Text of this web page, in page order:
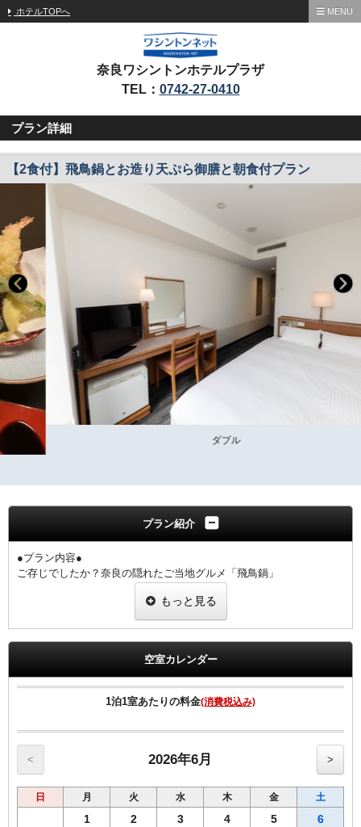
ホテルTOPへ MENU
奈良ワシントンホテルプラザ
TEL： 0742-27-0410
プラン詳細
【2食付】飛鳥鍋とお造り天ぷら御膳と朝食付プラン
プラン紹介
●プラン内容●
ご存じでしたか？奈良の隠れたご当地グルメ「飛鳥鍋」
奈良ワシントンホテルプラザ1階のぎんざ（和食）にて
夕食17:30～21:00（ラストオーダー20：30）
◆ご夕食◆
【飛鳥鍋とお造り天ぷら御膳】
・【奈良県産】大和肉鶏の飛鳥鍋
・ お造り三種盛り
・ 天ぷら盛り合わせ
もっと見る
空室カレンダー
1泊1室あたりの料金(消費税込み)
< 2026年6月 >
日 月 火 水 木 金 土
1 2 3 4 5 6